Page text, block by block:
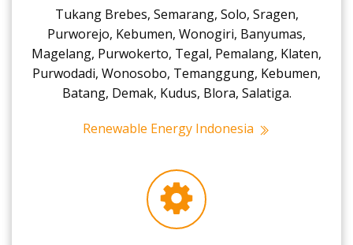
Tukang Brebes, Semarang, Solo, Sragen,
Purworejo, Kebumen, Wonogiri, Banyumas,
Magelang, Purwokerto, Tegal, Pemalang, Klaten,
Purwodadi, Wonosobo, Temanggung, Kebumen,
Batang, Demak, Kudus, Blora, Salatiga.
Renewable Energy Indonesia